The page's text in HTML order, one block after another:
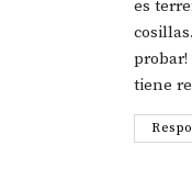
es
probar!
tiene